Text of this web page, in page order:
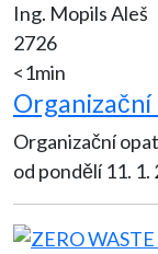
Ing. Mopils Aleš
2726
<1min
Organizační
od pondělí 11.